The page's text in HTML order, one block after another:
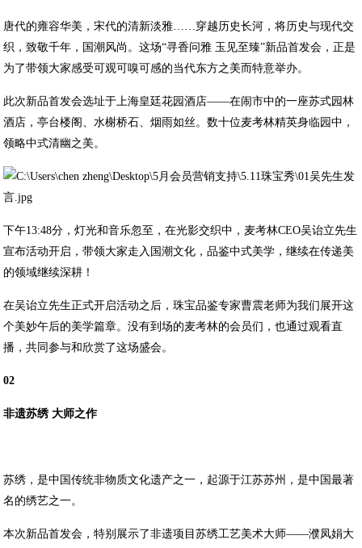
唐代的雍容华美，宋代的清新淡雅……穿越历史长河，将历史与现代交
织，致敬千年，国潮风尚。这场“寻香问雅 玉见至臻”新品首发会，正是
为了带领大家感受可观可嗅可感的当代东方之美而特意举办。
此次新品首发会选址于上海皇廷花园酒店——在闹市中的一座苏式园林
酒店，亭台楼阁、水榭桥石、烟雨如丝。数十位麦考林精英身临园中，
领略中式清幽之美。
下午13:48分，灯光和音乐忽至，在光影交织中，麦考林CEO吴诒立先生
宣布活动开启，带领大家走入国潮文化，品鉴中式美学，继续在传递美
的领域继续深耕！
在吴诒立先生正式开启活动之后，珠宝品鉴专家曹震老师为我们展开这
个美妙午后的美学篇章。没有到场的麦考林的会员们，也通过观看直
播，共同参与和欣赏了这场盛会。
02
非遗苏绣 大师之作
苏绣，是中国传统非物质文化遗产之一，起源于江苏苏州，是中国最著
名的绣艺之一。
本次新品首发会，特别展示了非遗项目苏绣工艺美术大师——濮凤娟大